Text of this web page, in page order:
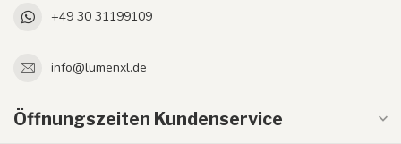
+49 30 31199109
info@lumenxl.de
Öffnungszeiten Kundenservice